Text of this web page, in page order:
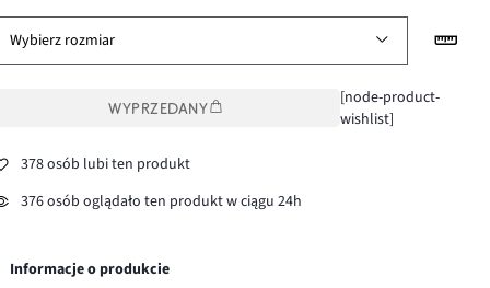
Wybierz rozmiar
WYPRZEDANY
[node-product-
wishlist]
378 osób lubi ten produkt
376 osób oglądało ten produkt w ciągu 24h
Informacje o produkcie